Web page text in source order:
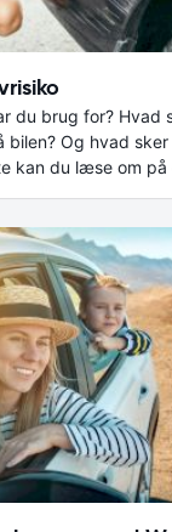
du brug for? Hvad
bilen? Og hvad
kan du læse om på